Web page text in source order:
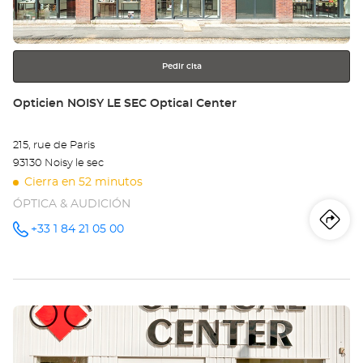
más
información
Pedir cita
Tienda:
Opticien NOISY LE SEC Optical Center
215, rue de Paris
93130 Noisy le sec
Cierra en 52 minutos
ÓPTICA & AUDICIÓN
número
+33 1 84 21 05 00
a
Pulse
ENTER